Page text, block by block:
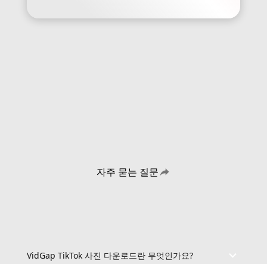
자주 묻는 질문
VidGap TikTok 사진 다운로드란 무엇인가요?